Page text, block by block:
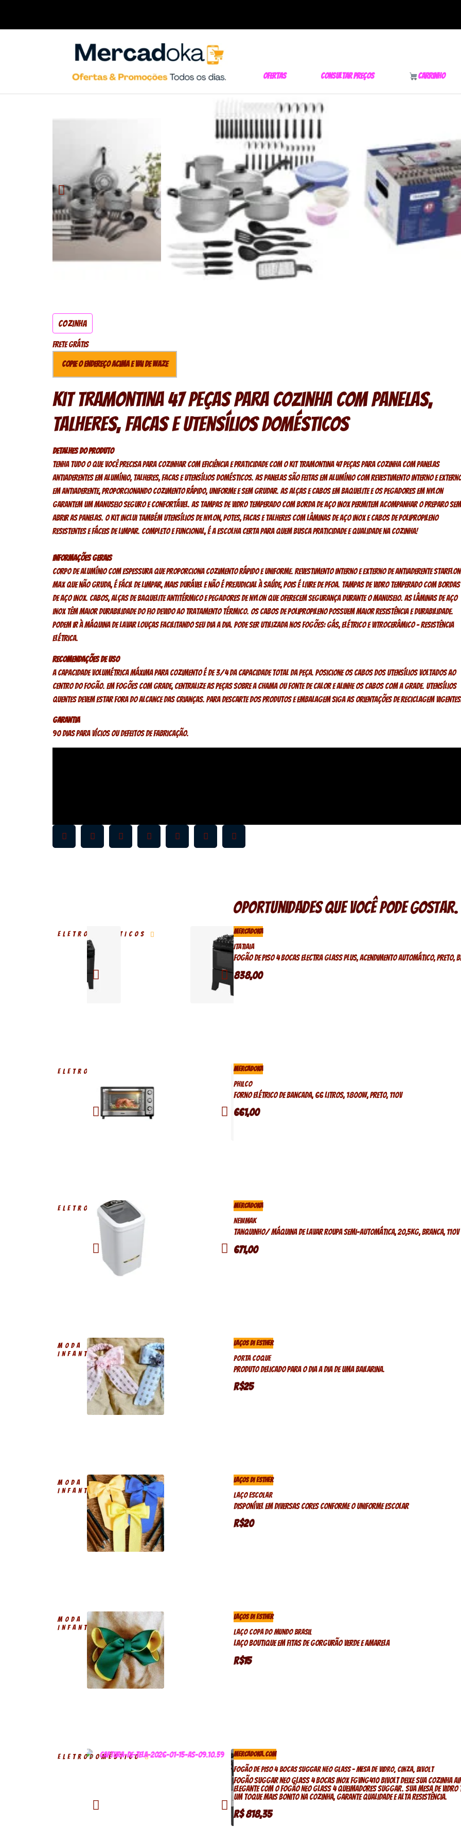
Ofertas Consultar Preços Carrinho
Cozinha
Frete Grátis
Copie o endereço acima e vai de Waze
Kit Tramontina 47 peças para Cozinha com Panelas,
Talheres, Facas e Utensílios Domésticos
Detalhes do produto
Tenha tudo o que você precisa para cozinhar com eficiência e praticidade com o kit Tramontina 47 peças para cozinha com panelas
antiaderentes em alumínio, talheres, facas e utensílios domésticos. As panelas são feitas em alumínio com revestimento interno e
em antiaderente, proporcionando cozimento rápido, uniforme e sem grudar. As alças e cabos em baquelite e os pegadores em nylon
garantem um manuseio seguro e confortável. As tampas de vidro temperado com borda de aço inox permitem acompanhar o preparo sem
abrir as panelas. O kit inclui também utensílios de nylon, potes, facas e talheres com lâminas de aço inox e cabos de polipropileno
resistentes e fáceis de limpar. Completo e funcional, é a escolha certa para quem busca praticidade e qualidade na cozinha!
Informações Gerais
Corpo de alumínio com espessura que proporciona cozimento rápido e uniforme. Revestimento interno e externo de antiaderente Starflon
Max que não gruda, é fácil de limpar, mais durável e não é prejudicial à saúde, pois é livre de PFOA. Tampas de vidro temperado com bordas
de aço inox. Cabos, alças de baquelite antitérmico e pegadores de nylon que oferecem segurança durante o manuseio. As lâminas de aço
inox têm maior durabilidade do fio devido ao tratamento térmico. Os cabos de polipropileno possuem maior resistência e durabilidade.
Podem ir à máquina de lavar louças facilitando seu dia a dia. Pode ser utilizada nos fogões: gás, elétrico e vitrocerâmico – resistência
elétrica.
Recomendações de uso
A capacidade volumétrica máxima para cozimento é de 3/4 da capacidade total da peça. Posicione os cabos dos utensílios voltados ao
centro do fogão. Em fogões com grade, centralize as peças sobre a chama ou fonte de calor e alinhe os cabos com a grade. Utensílios
quentes devem estar fora do alcance das crianças. Para descarte dos produtos e embalagem siga as orientações de reciclagem
Garantia
90 dias para vícios ou defeitos de fabricação.
Oportunidades que você pode gostar.
ELETRODOMÉSTICOS MERCADOKA
Itatiaia
Fogão de piso 4 bocas Electra Glass Plus, acendimento automático, preto,
838,00
ELETRODOMÉSTICOS MERCADOKA
Philco
Forno elétrico de bancada, 66 litros, 1800w, preto, 110v
661,00
ELETRODOMÉSTICOS MERCADOKA
Newmak
Tanquinho/ máquina de lavar roupa semi-automática, 20,5kg, branca, 110v
671,00
MODA
INFANTIL
LAÇOS DI ESTHER
Porta coque
Produto delicado para o dia a dia de uma bailarina.
R$25
MODA
INFANTIL
LAÇOS DI ESTHER
Laço Escolar
Disponível em diversas cores conforme o uniforme escolar
R$20
MODA
INFANTIL
LAÇOS DI ESTHER
Laço Copa do Mundo Brasil
Laço boutique em fitas de gorgurão verde e amarela
R$15
ELETRODOMÉSTICO MERCADOKA.COM
Fogão De Piso 4 Bocas Suggar Neo Glass – Mesa De Vidro, Cinza, Bivolt
Fogão Suggar Neo Glass 4 Bocas Inox FGVNG410 Bivolt Deixe sua cozinha
elegante com o fogão NEO GLASS 4 QUEIMADORES SUGGAR. Sua mesa de
um toque mais bonito na cozinha, garante qualidade e alta resistência.
R$ 818,35